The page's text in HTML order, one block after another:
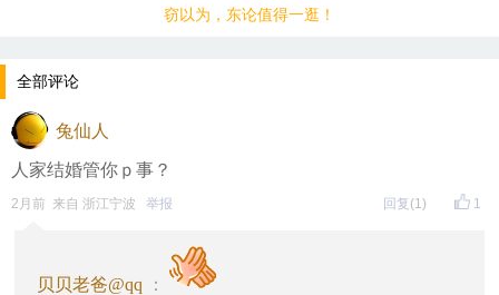
窃以为，东论值得一逛！
全部评论
兔仙人
人家结婚管你ｐ事？
1
2月前 来自 浙江宁波 举报 回复 (1)
贝贝老爸@qq ：